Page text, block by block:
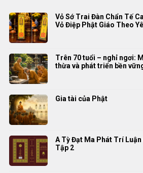
Vỏ Sớ Trai Đàn Chẩn Tế
Vỏ Điệp Phật Giáo Theo
Trên 70 tuổi – nghỉ ngơi:
thừa và phát triển bền
Gia tài của Phật
A Tỳ Đạt Ma Phát Trí
Tập 2